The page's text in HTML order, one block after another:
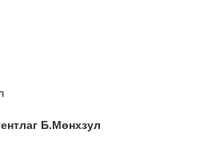
Б.Мөнхзул